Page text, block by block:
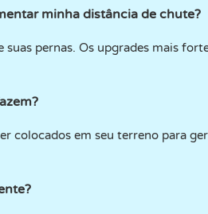
minha distância de chute?
suas pernas. Os upgrades mais
colocados em seu terreno para